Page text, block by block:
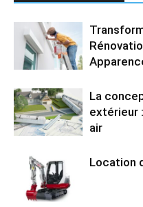
La
extérieur
air
Location